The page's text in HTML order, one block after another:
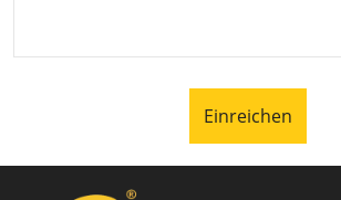
Einreichen